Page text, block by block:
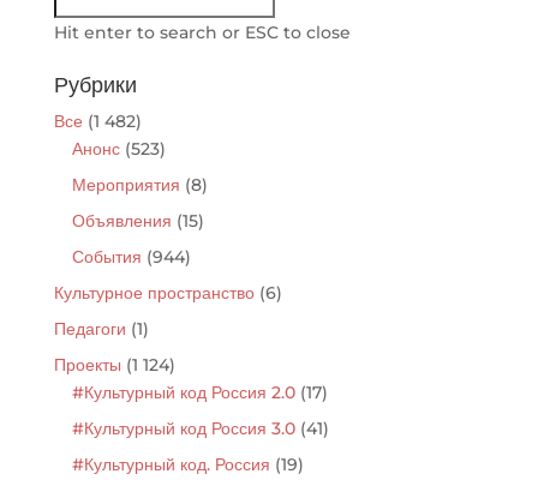
Hit enter to search or ESC to close
Рубрики
Все (1 482)
Анонс(523)
Мероприятия (8)
Объявления (15)
События (944)
Культурное пространство(6)
Педагоги (1)
Проекты (1 124)
#Культурный код Россия 2.0(17)
#Культурный код Россия 3.0(41)
#Культурный код. Россия (19)